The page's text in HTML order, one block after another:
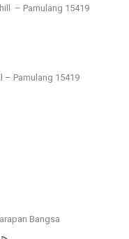
– Pamulang 15419
– Pamulang 15419
Bangsa